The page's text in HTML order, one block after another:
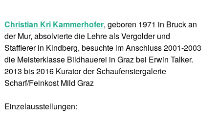
Christian Kri Kammerhofer, geboren 1971 in Bruck an
der Mur, absolvierte die Lehre als Vergolder und
Staffierer in Kindberg, besuchte im Anschluss 2001-2003
die Meisterklasse Bildhauerei in Graz bei Erwin Talker.
2013 bis 2016 Kurator der Schaufenstergalerie
Scharf/Feinkost Mild Graz
Einzelausstellungen: